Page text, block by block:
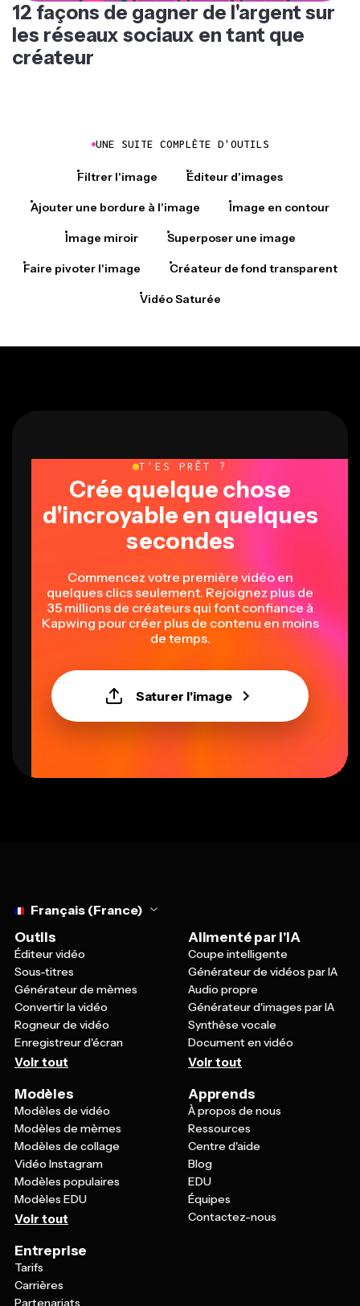
12 façons de gagner de l'argent sur
les réseaux sociaux en tant que
créateur
UNE SUITE COMPLÈTE D'OUTILS
Filtrer l'image Éditeur d'images
Ajouter une bordure à l'image Image en contour
Image miroir Superposer une image
Faire pivoter l'image Créateur de fond transparent
Vidéo Saturée
T'ES PRÊT ?
Crée quelque chose
d'incroyable en quelques
secondes
Commencez votre première vidéo en
quelques clics seulement. Rejoignez plus de
35 millions de créateurs qui font confiance à
Kapwing pour créer plus de contenu en moins
de temps.
Saturer l'image
Français (France)
Outils
Éditeur vidéo
Sous-titres
Générateur de mèmes
Convertir la vidéo
Rogneur de vidéo
Enregistreur d'écran
Voir tout
Alimenté par l'IA
Coupe intelligente
Générateur de vidéos par IA
Audio propre
Générateur d'images par IA
Synthèse vocale
Document en vidéo
Voir tout
Modèles
Modèles de vidéo
Modèles de mèmes
Modèles de collage
Vidéo Instagram
Modèles populaires
Modèles EDU
Voir tout
Apprends
À propos de nous
Ressources
Centre d'aide
Blog
EDU
Équipes
Contactez-nous
Entreprise
Tarifs
Carrières
Partenariats